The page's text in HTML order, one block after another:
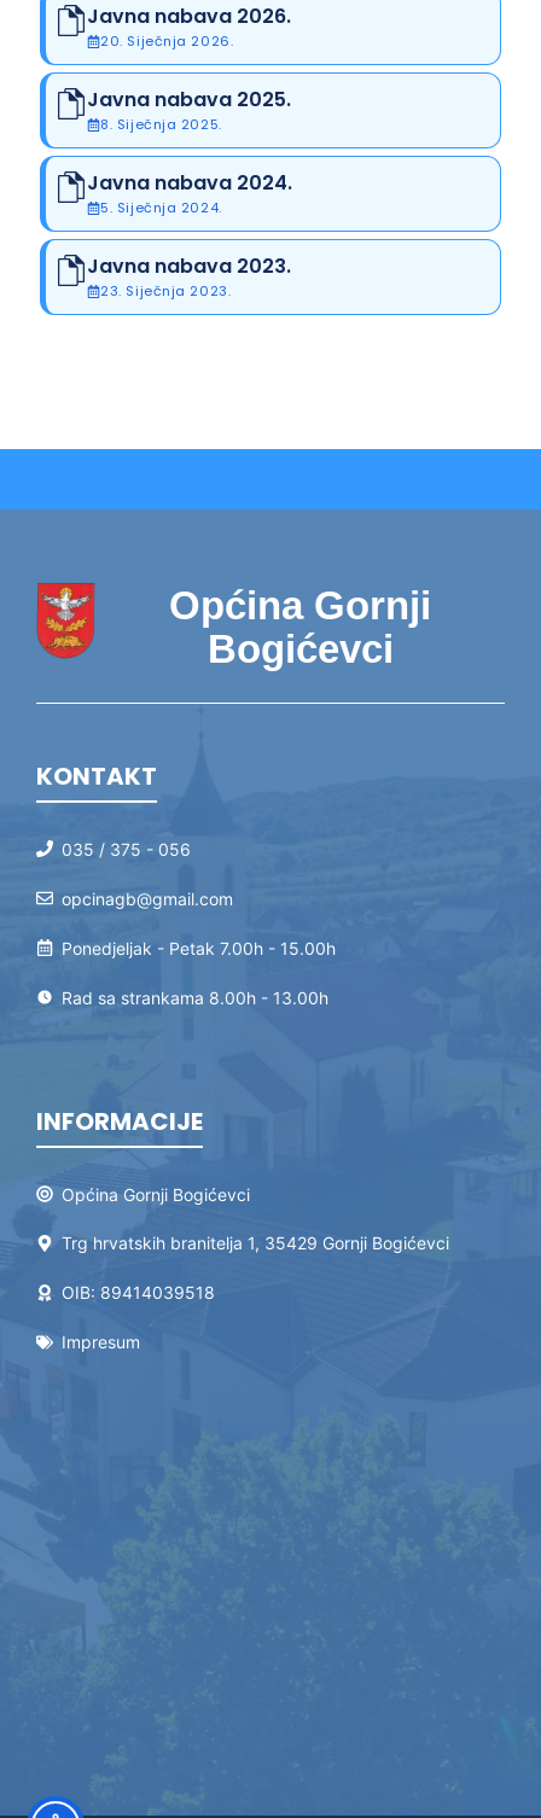
Javna nabava 2026.
20. Siječnja 2026.
Javna nabava 2025.
8. Siječnja 2025.
Javna nabava 2024.
5. Siječnja 2024.
Javna nabava 2023.
23. Siječnja 2023.
Općina Gornji
Bogićevci
KONTAKT
035 / 375 - 056
opcinagb@gmail.com
Ponedjeljak - Petak 7.00h - 15.00h
Rad sa strankama 8.00h - 13.00h
INFORMACIJE
Općina Gornji Bogićevci
Trg hrvatskih branitelja 1, 35429 Gornji Bogićevci
OIB: 89414039518
Impresum